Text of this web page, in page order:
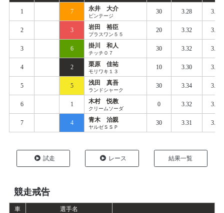
1 7 永井 大介
ビンテージ
30 3.28 3.364
2 3 岩田 裕臣
プラスワン５５
20 3.32 3.378
3 6 掛川 和人
チッチ０７
30 3.32 3.380
4 2 栗原 佳祐
モリワキ１３
10 3.30 3.402
5 5 浅田 真吾
ランドシャーク
30 3.34 3.399
6 1 木村 悦教
クリームソーダ
0 3.32 3.435
7 4 青木 治親
ヤルゼＳＳＰ
30 3.31 3.403
試走 レース 結果一覧
競走戒告
車
選手名